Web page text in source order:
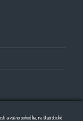
a vášho pohodlia, na štatistické